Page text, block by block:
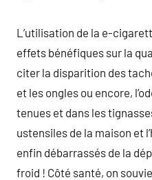
L’utilisation de la e-
effets bénéfiques sur la
citer la disparition des
et les ongles ou encore,
tenues et dans les
ustensiles de la maison et
enfin débarrassés de la
froid ! Côté santé, on